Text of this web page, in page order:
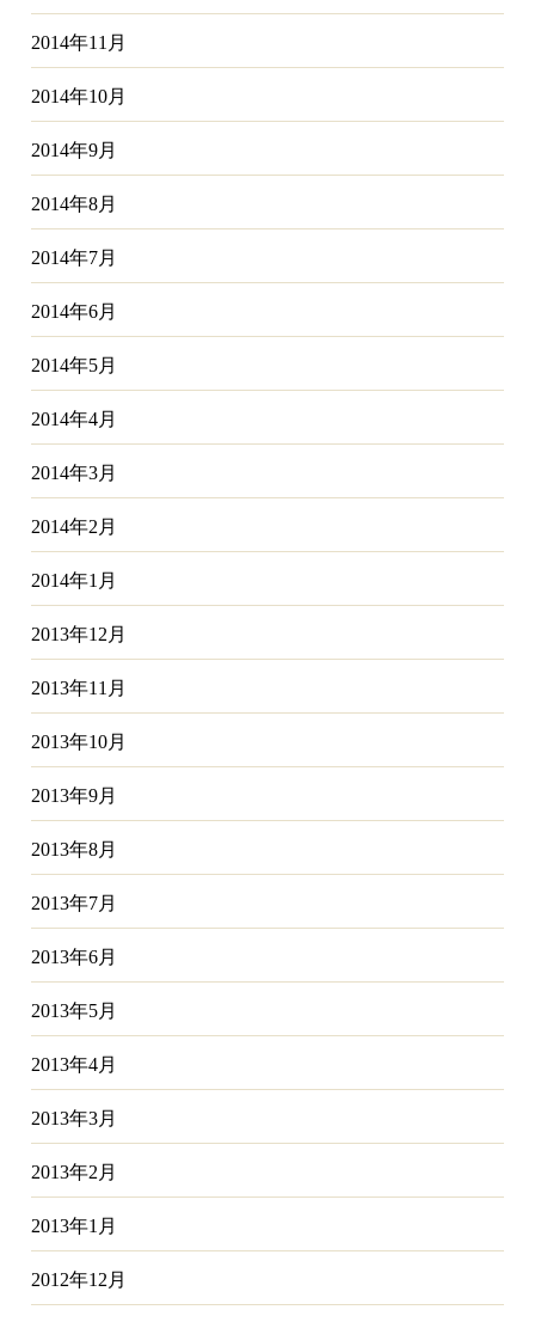
2014年11月
2014年10月
2014年9月
2014年8月
2014年7月
2014年6月
2014年5月
2014年4月
2014年3月
2014年2月
2014年1月
2013年12月
2013年11月
2013年10月
2013年9月
2013年8月
2013年7月
2013年6月
2013年5月
2013年4月
2013年3月
2013年2月
2013年1月
2012年12月